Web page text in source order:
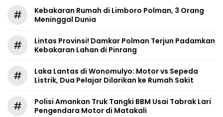
#
Kebakaran Rumah di Limboro Polman, 3 Orang
Meninggal Dunia
#
Lintas Provinsi! Damkar Polman Terjun Padamkan
Kebakaran Lahan di Pinrang
#
Laka Lantas di Wonomulyo: Motor vs Sepeda
Listrik, Dua Pelajar Dilarikan ke Rumah Sakit
#
Polisi Amankan Truk Tangki BBM Usai Tabrak Lari
Pengendara Motor di Matakali